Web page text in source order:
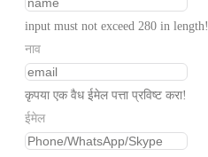
input must not exceed 280 in length!
नाव
कृपया एक वैध ईमेल पत्ता प्रविष्ट करा!
ईमेल